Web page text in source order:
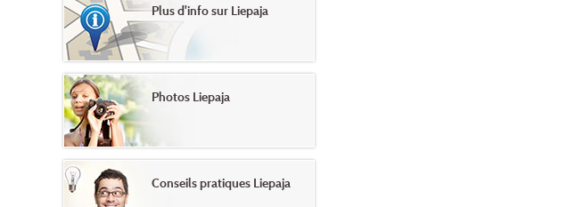
Plus d'info sur Liepaja
Photos Liepaja
Conseils pratiques Liepaja